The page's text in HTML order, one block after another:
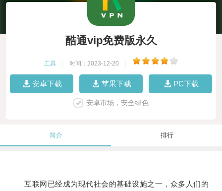
酷通vip免费版永久
工具 时间：2023-12-20
安卓下载 苹果下载 PC下载
安卓市场，安全绿色
简介 排行
互联网已经成为现代社会的基础设施之一，众多人们的